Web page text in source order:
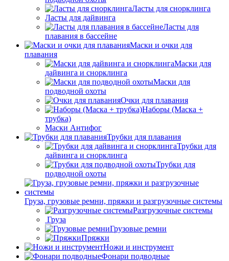
Ласты для снорклинга
Ласты для дайвинга
Ласты для
плавания в бассейне
Маски и очки для
плавания
Маски для
дайвинга и снорклинга
Маски для
подводной охоты
Очки для плавания
Наборы (Маска +
трубка)
Маски Антифог
Трубки для плавания
Трубки для
дайвинга и снорклинга
Трубки для
подводной охоты
Груза, грузовые ремни, пряжки и разгрузочные системы
Разгрузочные системы
Груза
Грузовые ремни
Пряжки
Ножи и инструмент
Фонари подводные